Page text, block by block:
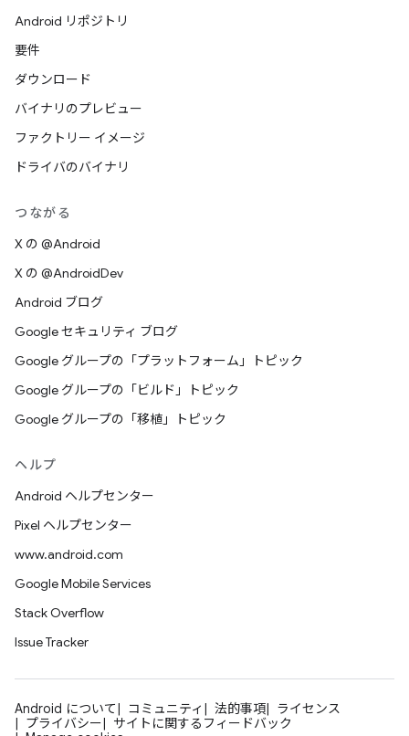
Android リポジトリ
要件
ダウンロード
バイナリのプレビュー
ファクトリー イメージ
ドライバのバイナリ
つながる
X の @Android
X の @AndroidDev
Android ブログ
Google セキュリティ ブログ
Google グループの「プラットフォーム」トピック
Google グループの「ビルド」トピック
Google グループの「移植」トピック
ヘルプ
Android ヘルプセンター
Pixel ヘルプセンター
www.android.com
Google Mobile Services
Stack Overflow
Issue Tracker
Android について コミュニティ 法的事項
ライセンス
プライバシー
サイトに関するフィードバック